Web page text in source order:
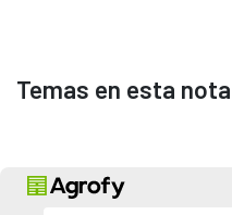
Temas en esta nota